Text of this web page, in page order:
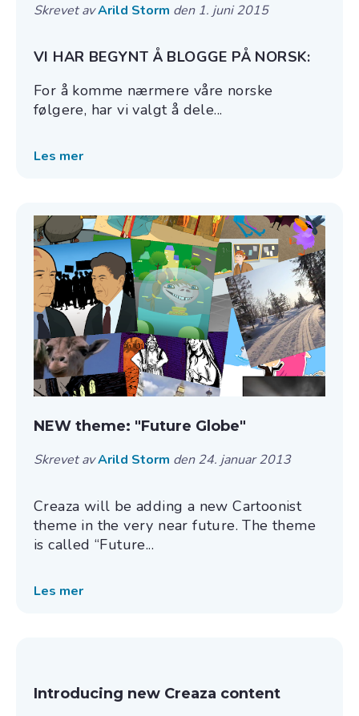
Skrevet avArild Storm den 1. juni 2015
VI HAR BEGYNT Å BLOGGE PÅ NORSK:
For å komme nærmere våre norske
følgere, har vi valgt å dele...
Les mer
NEW theme: "Future Globe"
Skrevet avArild Storm den 24. januar 2013
Creaza will be adding a new Cartoonist
theme in the very near future. The theme
is called “Future...
Les mer
Introducing new Creaza content